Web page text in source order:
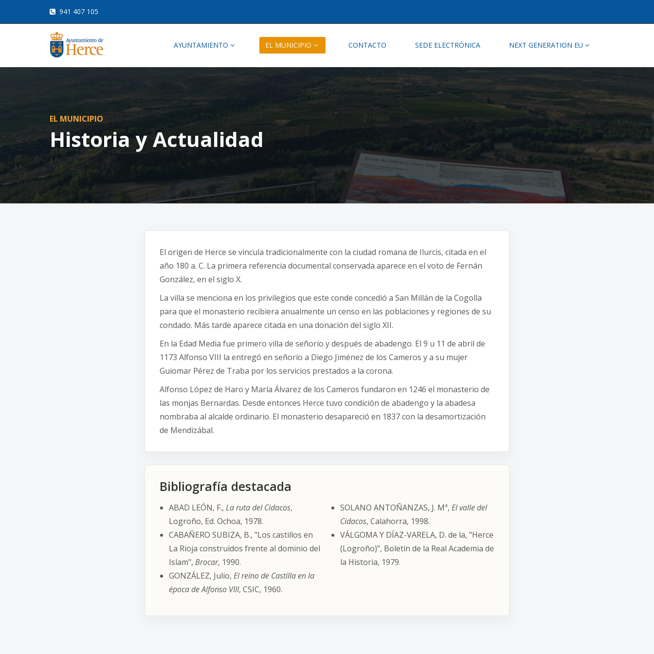
941 407 105
AYUNTAMIENTO EL MUNICIPIO CONTACTO SEDE ELECTRÓNICA NEXT GENERATION EU
EL MUNICIPIO
Historia y Actualidad
El origen de Herce se vincula tradicionalmente con la ciudad romana de Ilurcis, citada en el
año 180 a. C. La primera referencia documental conservada aparece en el voto de Fernán
González, en el siglo X.
La villa se menciona en los privilegios que este conde concedió a San Millán de la Cogolla
para que el monasterio recibiera anualmente un censo en las poblaciones y regiones de su
condado. Más tarde aparece citada en una donación del siglo XII.
En la Edad Media fue primero villa de señorío y después de abadengo. El 9 u 11 de abril de
1173 Alfonso VIII la entregó en señorío a Diego Jiménez de los Cameros y a su mujer
Guiomar Pérez de Traba por los servicios prestados a la corona.
Alfonso López de Haro y María Álvarez de los Cameros fundaron en 1246 el monasterio de
las monjas Bernardas. Desde entonces Herce tuvo condición de abadengo y la abadesa
nombraba al alcalde ordinario. El monasterio desapareció en 1837 con la desamortización
de Mendizábal.
Bibliografía destacada
ABAD LEÓN, F., La ruta del Cidacos,
Logroño, Ed. Ochoa, 1978.
CABAÑERO SUBIZA, B., "Los castillos en
La Rioja construidos frente al dominio del
Islam", Brocar, 1990.
GONZÁLEZ, Julio, El reino de Castilla en la
época de Alfonso VIII, CSIC, 1960.
SOLANO ANTOÑANZAS, J. Mª, El valle del
Cidacos, Calahorra, 1998.
VÁLGOMA Y DÍAZ-VARELA, D. de la, "Herce
(Logroño)", Boletín de la Real Academia de
la Historia, 1979.